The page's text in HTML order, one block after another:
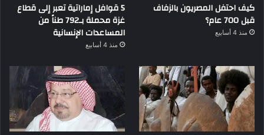
كيف احتفل المصريون بالزفاف
قبل 700 عام؟
منذ 4 أسابيع
5 قوافل إماراتية تعبر إلى قطاع
غزة محملة بـ792 طناً من
المساعدات الإنسانية
منذ 4 أسابيع